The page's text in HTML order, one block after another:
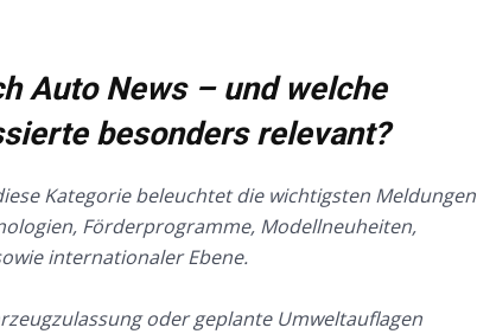
Auto News – und welche
besonders relevant?
Kategorie beleuchtet die wichtigsten Meldungen
Förderprogramme, Modellneuheiten,
internationaler Ebene.
oder geplante Umweltauflagen